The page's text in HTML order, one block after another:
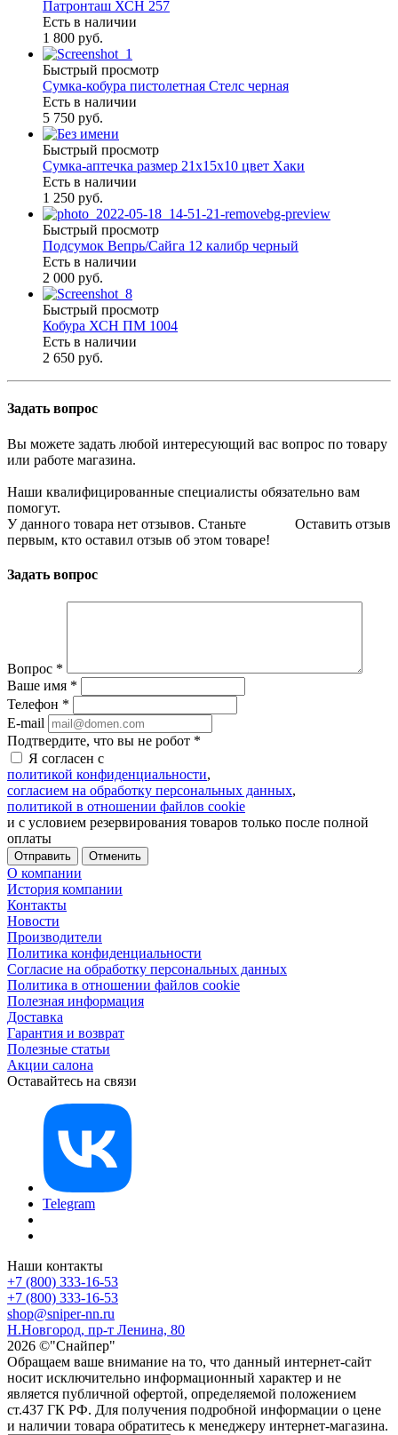
Патронташ ХСН 257
Есть в наличии
1 800 руб.
Быстрый просмотр
Сумка-кобура пистолетная Стелс черная
Есть в наличии
5 750 руб.
Быстрый просмотр
Сумка-аптечка размер 21х15х10 цвет Хаки
Есть в наличии
1 250 руб.
Быстрый просмотр
Подсумок Вепрь/Сайга 12 калибр черный
Есть в наличии
2 000 руб.
Быстрый просмотр
Кобура ХСН ПМ 1004
Есть в наличии
2 650 руб.
Задать вопрос
Вы можете задать любой интересующий вас вопрос по товару
или работе магазина.
Наши квалифицированные специалисты обязательно вам
помогут.
Оставить отзыв
У данного товара нет отзывов. Станьте
первым, кто оставил отзыв об этом товаре!
Задать вопрос
Вопрос *
Ваше имя *
Телефон *
E-mail
Подтвердите, что вы не робот *
Я согласен с
политикой конфиденциальности,
согласием на обработку персональных данных,
политикой в отношении файлов cookie
и с условием резервирования товаров только после полной
оплаты
Отменить
О компании
История компании
Контакты
Новости
Производители
Политика конфиденциальности
Согласие на обработку персональных данных
Политика в отношении файлов cookie
Полезная информация
Доставка
Гарантия и возврат
Полезные статьи
Акции салона
Оставайтесь на связи
Telegram
Наши контакты
+7 (800) 333-16-53
+7 (800) 333-16-53
shop@sniper-nn.ru
Н.Новгород, пр-т Ленина, 80
2026 ©"Снайпер"
Обращаем ваше внимание на то, что данный интернет-сайт
носит исключительно информационный характер и не
является публичной офертой, определяемой положением
ст.437 ГК РФ. Для получения подробной информации о цене
и наличии товара обратитесь к менеджеру интернет-магазина.